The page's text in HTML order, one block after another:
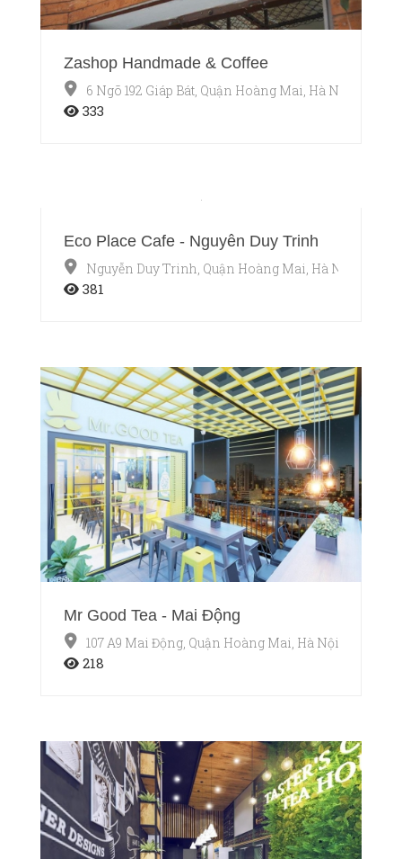
Zashop Handmade & Coffee
6 Ngõ 192 Giáp Bát, Quận Hoàng Mai, Hà Nội
333
Eco Place Cafe - Nguyễn Duy Trinh
Nguyễn Duy Trinh, Quận Hoàng Mai, Hà Nội
381
Mr Good Tea - Mai Động
107 A9 Mai Động, Quận Hoàng Mai, Hà Nội
218